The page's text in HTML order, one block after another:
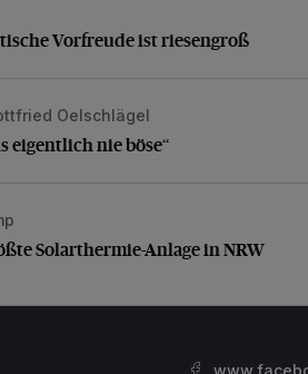
Vorfreude ist riesengroß
Vorfreude ist riesengroß
eigentlich nie böse“
Oelschlägel
eigentlich nie böse“
Solarthermie-Anlage in NRW
Solarthermie-Anlage in NRW